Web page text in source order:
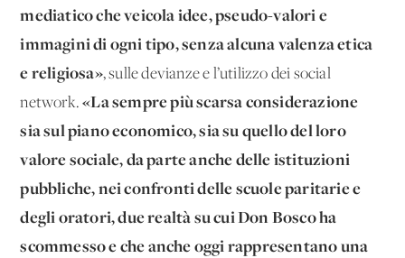
mediatico che veicola idee, pseudo-valori e
immagini di ogni tipo, senza alcuna valenza etica
e religiosa», sulle devianze e l’utilizzo dei social
network.«La sempre più scarsa considerazione
sia sul piano economico, sia su quello del loro
valore sociale, da parte anche delle istituzioni
pubbliche, nei confronti delle scuole paritarie e
degli oratori, due realtà su cui Don Bosco ha
scommesso e che anche oggi rappresentano una